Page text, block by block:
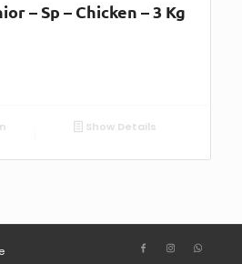
– Sp – Chicken – 3 Kg
Show Details